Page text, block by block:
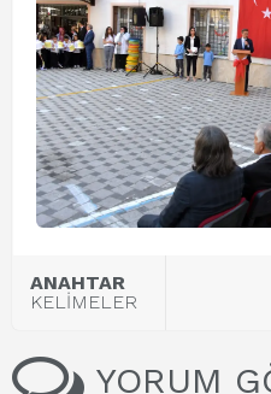
ANAHTAR
KELİMELER
YORUM